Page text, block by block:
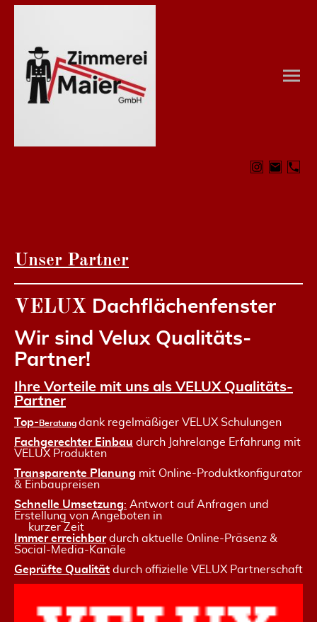
Unser Partner
VELUX Dachflächenfenster
Wir sind Velux Qualitäts-
Partner!
Ihre Vorteile mit uns als VELUX Qualitäts-
Partner
Top- Beratung dank regelmäßiger VELUX Schulungen
Fachgerechter Einbau durch Jahrelange Erfahrung mit
VELUX Produkten
Transparente Planung mit Online-Produktkonfigurator
& Einbaupreisen
Schnelle Umsetzung: Antwort auf Anfragen und
Erstellung von Angeboten in
kurzer Zeit
Immer erreichbardurch aktuelle Online-Präsenz &
Social-Media-Kanäle
Geprüfte Qualität durch offizielle VELUX Partnerschaft